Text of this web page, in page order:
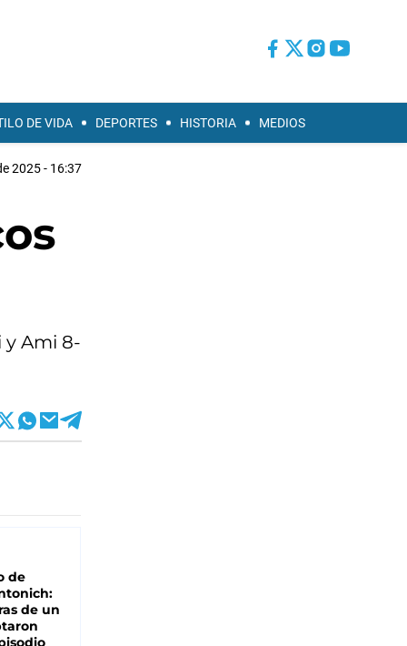
DE VIDA DEPORTES HISTORIA MEDIOS
2025 - 16:37
y Ami 8-
de
de un